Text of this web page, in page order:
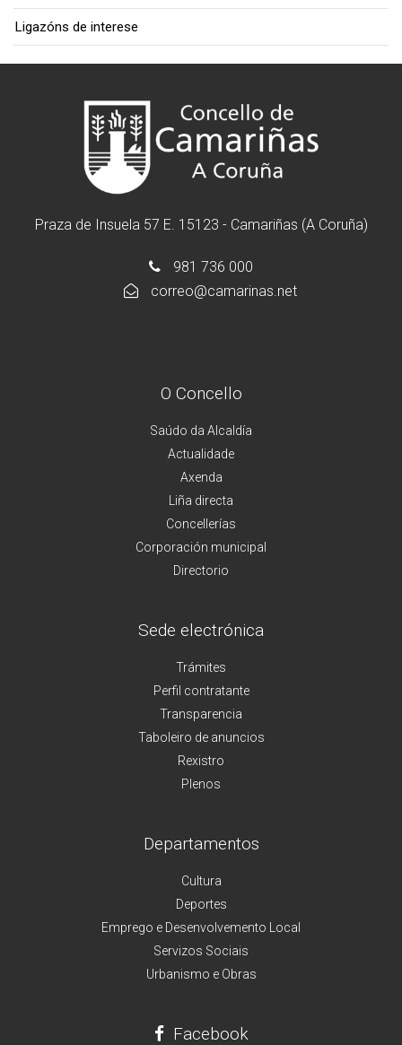
Ligazóns de interese
Praza de Insuela 57 E. 15123 - Camariñas (A Coruña)
981 736 000
correo@camarinas.net
O Concello
Saúdo da Alcaldía
Actualidade
Axenda
Liña directa
Concellerías
Corporación municipal
Directorio
Sede electrónica
Trámites
Perfil contratante
Transparencia
Taboleiro de anuncios
Rexistro
Plenos
Departamentos
Cultura
Deportes
Emprego e Desenvolvemento Local
Servizos Sociais
Urbanismo e Obras
Facebook